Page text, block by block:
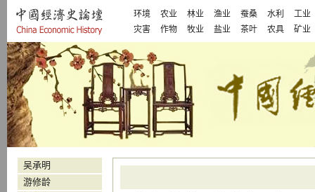
环境 农业 林业 渔业 蚕桑 水利
工业
灾害
作物 牧业 盐业 茶叶 农具 矿业
吴承明
游修龄